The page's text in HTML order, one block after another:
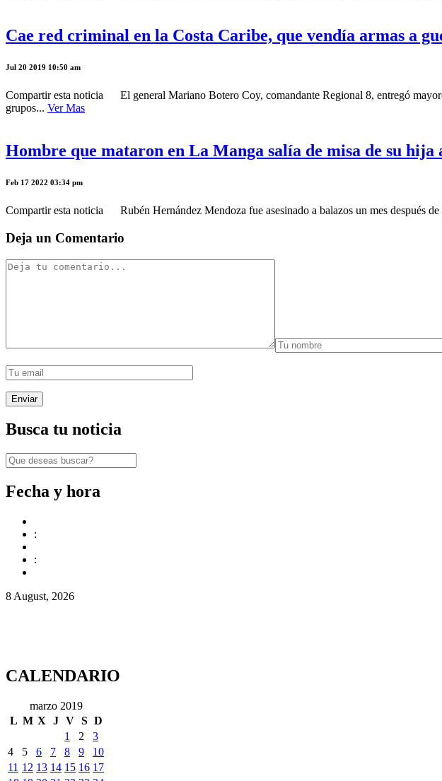
Cae red criminal en la Costa Caribe, que vendía armas a
Jul 20 2019 10:50 am
Compartir esta noticia El general Mariano Botero Coy, comandante Regional 8, entregó
grupos... Ver Mas
Hombre que mataron en La Manga salía de misa de su hija
Feb 17 2022 03:34 pm
Compartir esta noticia Rubén Hernández Mendoza fue asesinado a balazos un mes después
Deja un Comentario
Busca tu noticia
Fecha y hora
:
:
8 August, 2026
CALENDARIO
marzo 2019
L M X J V S D
1
2
3
4
5 6 7 8 9
10
11 12 13 14 15 16 17